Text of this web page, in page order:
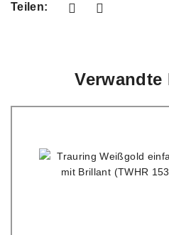
Teilen:
Verwandte